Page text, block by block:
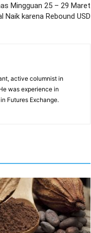
Mingguan 25 – 29 Maret
Naik karena Rebound USD
active columnist in
was experience in
Futures Exchange.